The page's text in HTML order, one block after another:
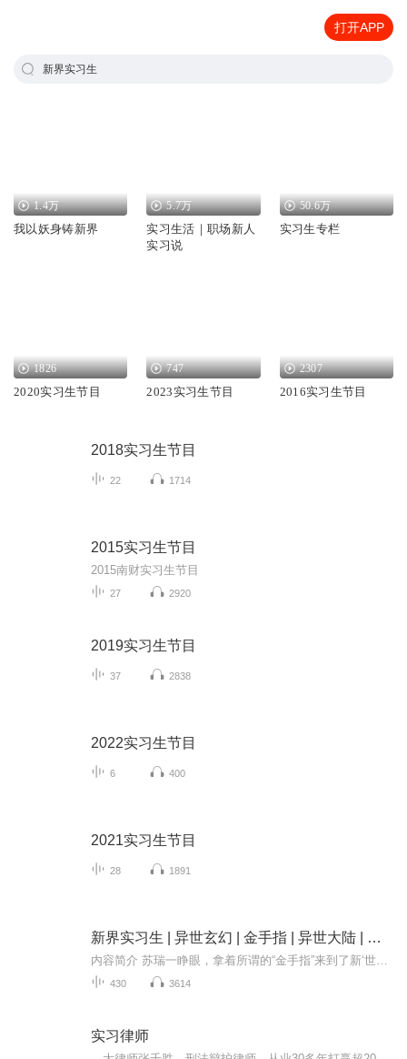
打开APP
新界实习生
1.4万
我以妖身铸新界
5.7万
实习生活｜职场新人
实习说
50.6万
实习生专栏
1826
2020实习生节目
747
2023实习生节目
2307
2016实习生节目
2018实习生节目
22 1714
2015实习生节目
2015南财实习生节目
27 2920
2019实习生节目
37 2838
2022实习生节目
6 400
2021实习生节目
28 1891
新界实习生 | 异世玄幻 | 金手指 | 异世大陆 | 神奇能力 | 多播
430 3614
实习律师